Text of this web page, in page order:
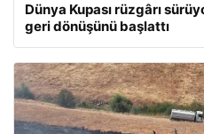
Dünya Kupası rüzgârı
geri dönüşünü başlattı